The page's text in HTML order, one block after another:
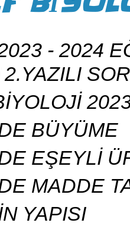
- 2024
BÜYÜME
EŞEYLİ
MADDE
YAPISI